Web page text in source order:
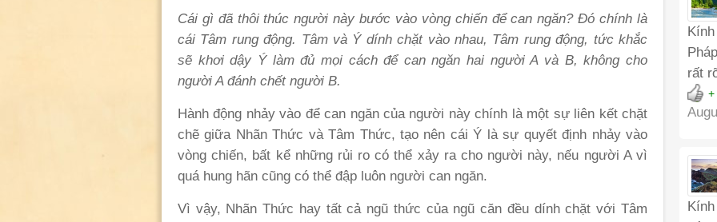
Cái gì đã thôi thúc người này bước vào vòng chiến để can ngăn? Đó chính là
cái Tâm rung động. Tâm và Ý dínhchặt vào nhau, Tâm rung động, tức khắc
sẽ khơi dậy Ý làm đủ mọi cách để can ngăn hai người A và B, không cho
người A đánh chết người B.
Hành động nhảy vào để can ngăn của người này chính là một sự liên kết chặt
chẽ giữa Nhãn Thức và Tâm Thức, tạo nên cái Ý là sự quyết định nhảy vào
vòng chiến, bất kể những rủi ro có thể xảy ra cho người này, nếu người A vì
quá hung hãn cũng có thể đập luôn người can ngăn.
Vì vậy, Nhãn Thức hay tất cả ngũ thức của ngũ căn đều dính chặt với Tâm
rất
+